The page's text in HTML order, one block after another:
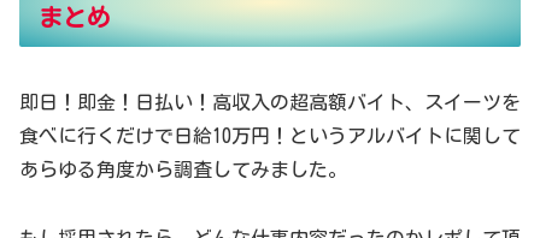
まとめ
即日！即金！日払い！高収入の超高額バイト、スイーツを
食べに行くだけで日給10万円！というアルバイトに関して
あらゆる角度から調査してみました。